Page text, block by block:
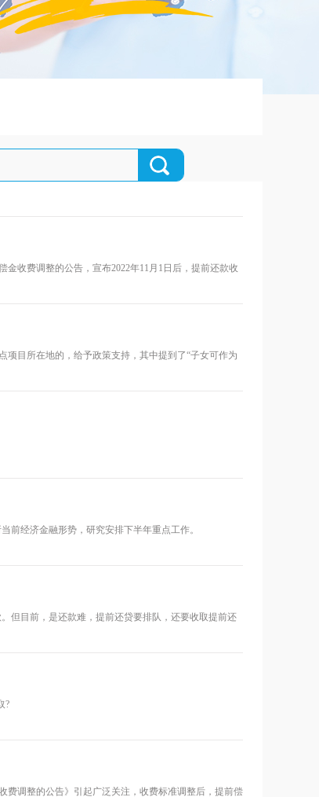
收费调整的公告，宣布2022年11月1日后，提前还款收
目所在地的，给予政策支持，其中提到了“子女可作为
前经济金融形势，研究安排下半年重点工作。
但目前，是还款难，提前还贷要排队，还要收取提前还
?
费调整的公告》引起广泛关注，收费标准调整后，提前偿